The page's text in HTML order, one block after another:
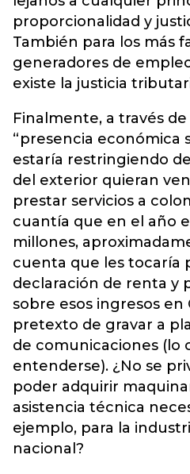
proporcionalidad y
También para los más
generadores de
existe la justicia
Finalmente, a través
“presencia económica
estaría restringiendo
del exterior quieran
prestar servicios a
cuantía que en el año
millones,
cuenta que les tocaría
declaración de renta y
sobre esos ingresos en
pretexto de gravar a
de comunicaciones (lo
entenderse). ¿No se
poder adquirir
asistencia técnica
ejemplo, para la
nacional?